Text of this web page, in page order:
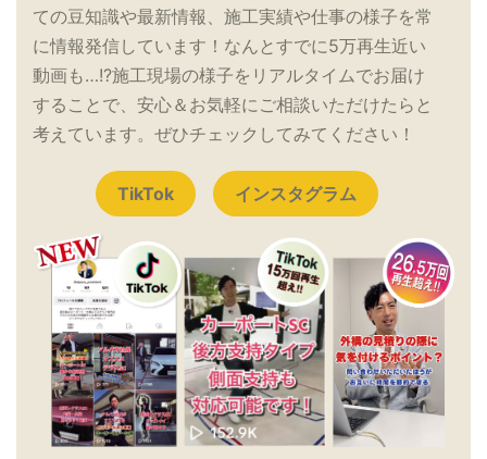
ての豆知識や最新情報、施工実績や仕事の様子を常
に情報発信しています！なんとすでに5万再生近い
動画も…!?施工現場の様子をリアルタイムでお届け
することで、安心＆お気軽にご相談いただけたらと
考えています。ぜひチェックしてみてください！
TikTok インスタグラム